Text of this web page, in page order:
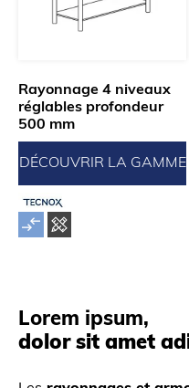
Rayonnage 4 niveaux
réglables profondeur
500 mm
DÉCOUVRIR LA GAMME
Lorem ipsum,
dolor sit amet